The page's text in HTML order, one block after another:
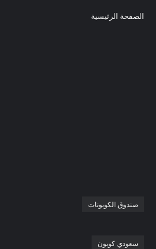
الصفحة الرئيسية
صندوق الكوبونات
سعودي كوبون